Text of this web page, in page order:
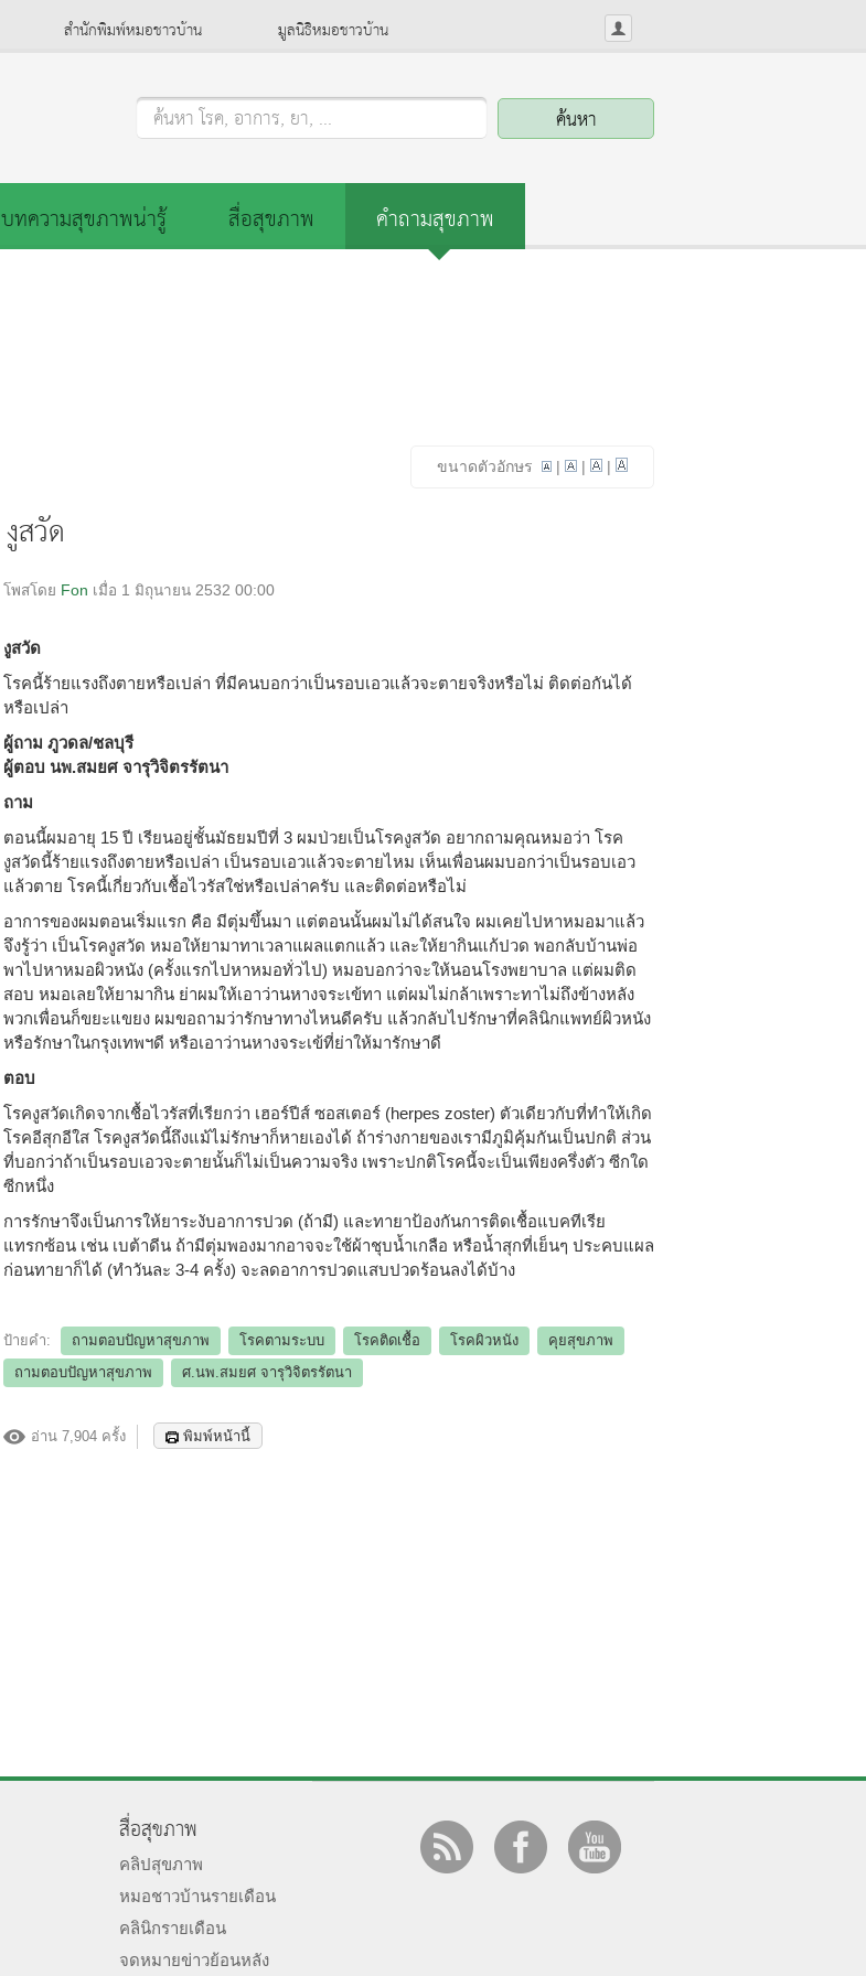
สำนักพิมพ์หมอชาวบ้าน มูลนิธิหมอชาวบ้าน
ค้นหา โรค, อาการ, ยา, ...
บทความสุขภาพน่ารู้ สื่อสุขภาพ
คำถามสุขภาพ
ขนาดตัวอักษร | | |
งูสวัด
โพสโดย Fon เมื่อ 1 มิถุนายน 2532 00:00
งูสวัด
โรคนี้ร้ายแรงถึงตายหรือเปล่า ที่มีคนบอกว่าเป็นรอบเอวแล้วจะตายจริงหรือไม่ ติดต่อกันได้
หรือเปล่า
ผู้ถาม ภูวดล/ชลบุรี
ผู้ตอบ นพ.สมยศ จารุวิจิตรรัตนา
ถาม
ตอนนี้ผมอายุ 15 ปี เรียนอยู่ชั้นมัธยมปีที่ 3 ผมป่วยเป็นโรคงูสวัด อยากถามคุณหมอว่า โรค
งูสวัดนี้ร้ายแรงถึงตายหรือเปล่า เป็นรอบเอวแล้วจะตายไหม เห็นเพื่อนผมบอกว่าเป็นรอบเอว
แล้วตาย โรคนี้เกี่ยวกับเชื้อไวรัสใช่หรือเปล่าครับ และติดต่อหรือไม่
อาการของผมตอนเริ่มแรก คือ มีตุ่มขึ้นมา แต่ตอนนั้นผมไม่ได้สนใจ ผมเคยไปหาหมอมาแล้ว
จึงรู้ว่า เป็นโรคงูสวัด หมอให้ยามาทาเวลาแผลแตกแล้ว และให้ยากินแก้ปวด พอกลับบ้านพ่อ
พาไปหาหมอผิวหนัง (ครั้งแรกไปหาหมอทั่วไป) หมอบอกว่าจะให้นอนโรงพยาบาล แต่ผมติด
สอบ หมอเลยให้ยามากิน ย่าผมให้เอาว่านหางจระเข้ทา แต่ผมไม่กล้าเพราะทาไม่ถึงข้างหลัง
พวกเพื่อนก็ขยะแขยง ผมขอถามว่ารักษาทางไหนดีครับ แล้วกลับไปรักษาที่คลินิกแพทย์ผิวหนัง
หรือรักษาในกรุงเทพฯดี หรือเอาว่านหางจระเข้ที่ย่าให้มารักษาดี
ตอบ
โรคงูสวัดเกิดจากเชื้อไวรัสที่เรียกว่า เฮอร์ปีส์ ซอสเตอร์ (herpes zoster) ตัวเดียวกับที่ทำให้เกิด
โรคอีสุกอีใส โรคงูสวัดนี้ถึงแม้ไม่รักษาก็หายเองได้ ถ้าร่างกายของเรามีภูมิคุ้มกันเป็นปกติ ส่วน
ที่บอกว่าถ้าเป็นรอบเอวจะตายนั้นก็ไม่เป็นความจริง เพราะปกติโรคนี้จะเป็นเพียงครึ่งตัว ซีกใด
ซีกหนึ่ง
การรักษาจึงเป็นการให้ยาระงับอาการปวด (ถ้ามี) และทายาป้องกันการติดเชื้อแบคทีเรีย
แทรกซ้อน เช่น เบต้าดีน ถ้ามีตุ่มพองมากอาจจะใช้ผ้าชุบน้ำเกลือ หรือน้ำสุกที่เย็นๆ ประคบแผล
ก่อนทายาก็ได้ (ทำวันละ 3-4 ครั้ง) จะลดอาการปวดแสบปวดร้อนลงได้บ้าง
ป้ายคำ: ถามตอบปัญหาสุขภาพ โรคตามระบบ โรคติดเชื้อ โรคผิวหนัง
คุยสุขภาพ
ถามตอบปัญหาสุขภาพ
ศ.นพ.สมยศ จารุวิจิตรรัตนา
อ่าน 7,904 ครั้ง พิมพ์หน้านี้
สื่อสุขภาพ
คลิปสุขภาพ
หมอชาวบ้านรายเดือน
คลินิกรายเดือน
จดหมายข่าวย้อนหลัง